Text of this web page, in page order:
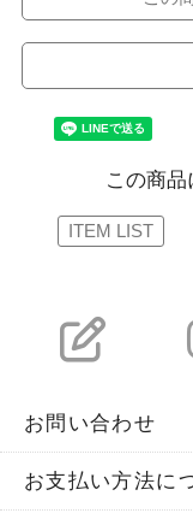
この商品
ITEM LIST
お問い合わせ
お支払い方法に